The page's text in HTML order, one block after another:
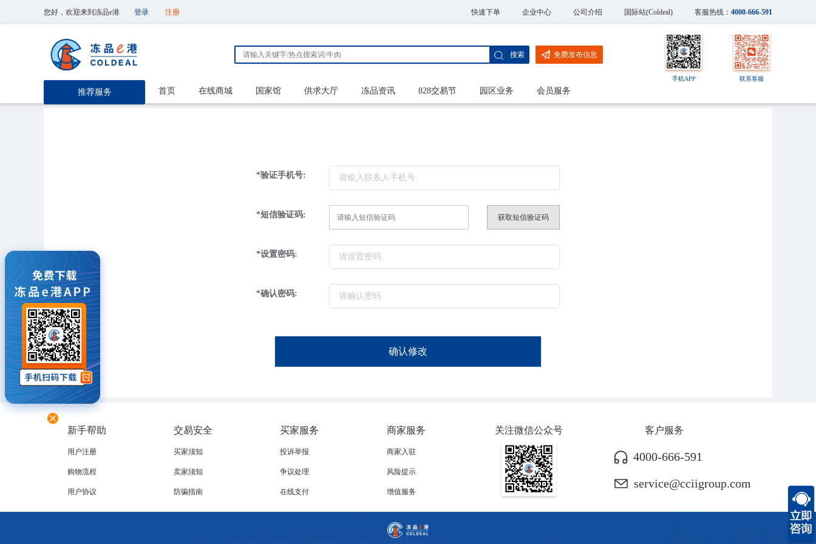
您好，欢迎来到冻品e港 登录 注册 快速下单 企业中心 公司介绍 国际站(Coldeal) 客服热线： 4000-666-591
推荐服务
搜索 免费发布信息
手机APP 联系客服
首页 在线商城 国家馆 供求大厅 冻品资讯 828交易节 园区业务 会员服务
*验证手机号:
*短信验证码: 获取短信验证码
*设置密码:
*确认密码:
确认修改
新手帮助
用户注册
购物流程
用户协议
交易安全
买家须知
卖家须知
防骗指南
买家服务
投诉举报
争议处理
在线支付
商家服务
商家入驻
风险提示
增值服务
关注微信公众号 客户服务
4000-666-591
service@cciigroup.com